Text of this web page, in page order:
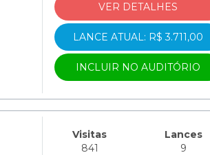
VER DETALHES
LANCE ATUAL: R$ 3.711,00
INCLUIR NO AUDITÓRIO
Visitas
841
Lances
9